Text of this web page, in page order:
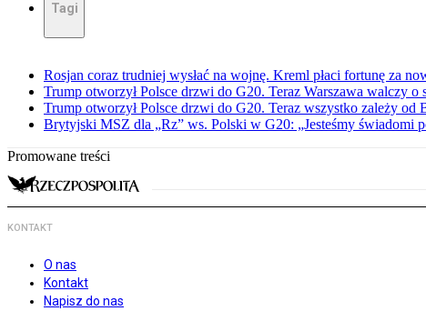
Tagi
Rosjan coraz trudniej wysłać na wojnę. Kreml płaci fortunę za
Trump otworzył Polsce drzwi do G20. Teraz Warszawa walczy o
Trump otworzył Polsce drzwi do G20. Teraz wszystko zależy od
Brytyjski MSZ dla „Rz” ws. Polski w G20: „Jesteśmy świadomi
Promowane treści
KONTAKT
O nas
Kontakt
Napisz do nas